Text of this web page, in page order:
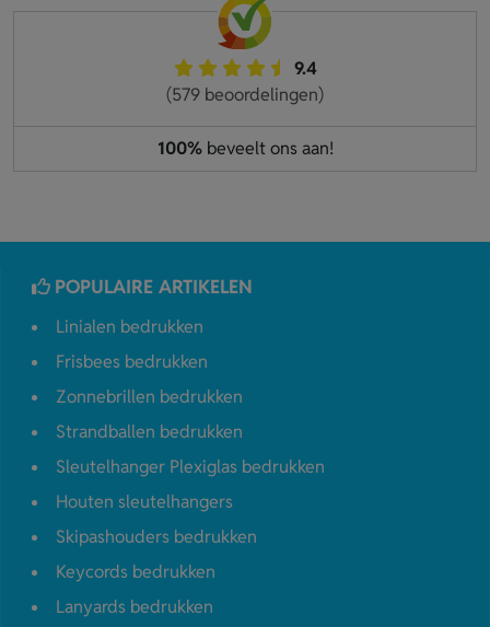
9.4
(579 beoordelingen)
100%beveelt ons aan!
POPULAIRE ARTIKELEN
Linialen bedrukken
Frisbees bedrukken
Zonnebrillen bedrukken
Strandballen bedrukken
Sleutelhanger Plexiglas bedrukken
Houten sleutelhangers
Skipashouders bedrukken
Keycords bedrukken
Lanyards bedrukken